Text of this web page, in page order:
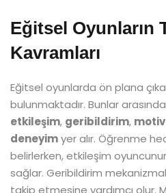
Eğitsel Oyunların
Kavramları
Eğitsel oyunlarda ön plana
bulunmaktadır. Bunlar arasında
etkileşim, geribildirim,
deneyimyer alır. Öğrenme
belirlerken, etkileşim
sağlar. Geribildirim
takip etmesine yardımcı olur.